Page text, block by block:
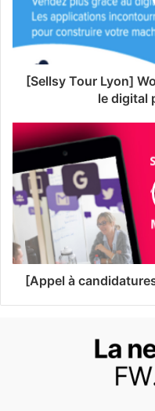
[Sellsy Tour Lyon]
le digital
[Appel à